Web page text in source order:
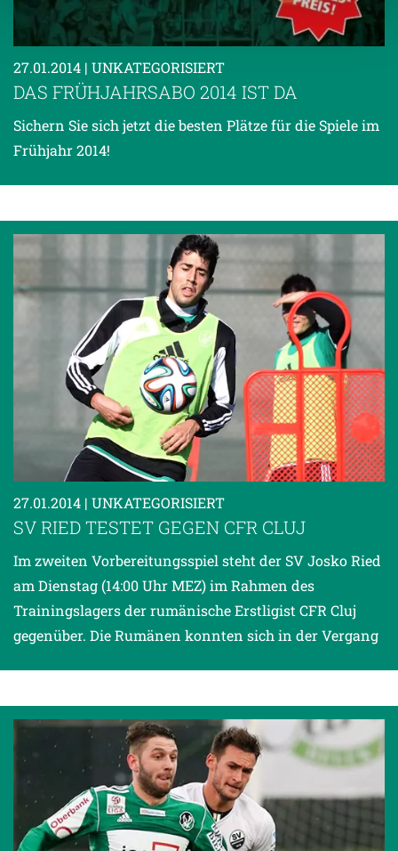
Weitere Details, insbesondere zu Speicherdauer und
Empfänger entnehmen Sie unserer
Datenschutzerklärung.
27.01.2014 | UNKATEGORISIERT
DAS FRÜHJAHRSABO 2014 IST DA
Sichern Sie sich jetzt die besten Plätze für die Spiele im
Frühjahr 2014!
27.01.2014 | UNKATEGORISIERT
SV RIED TESTET GEGEN CFR CLUJ
Im zweiten Vorbereitungsspiel steht der SV Josko Ried
am Dienstag (14:00 Uhr MEZ) im Rahmen des
Trainingslagers der rumänische Erstligist CFR Cluj
gegenüber. Die Rumänen konnten sich in der Vergang